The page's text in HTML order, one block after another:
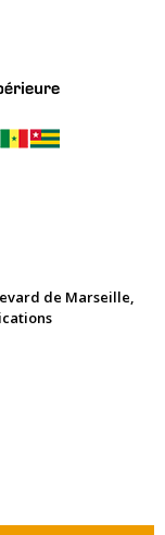
de Marseille,